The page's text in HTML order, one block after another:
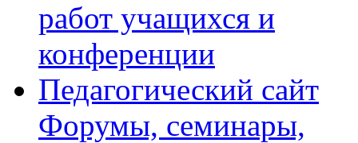
работ учащихся и
конференции
Педагогический сайт
Форумы, семинары,